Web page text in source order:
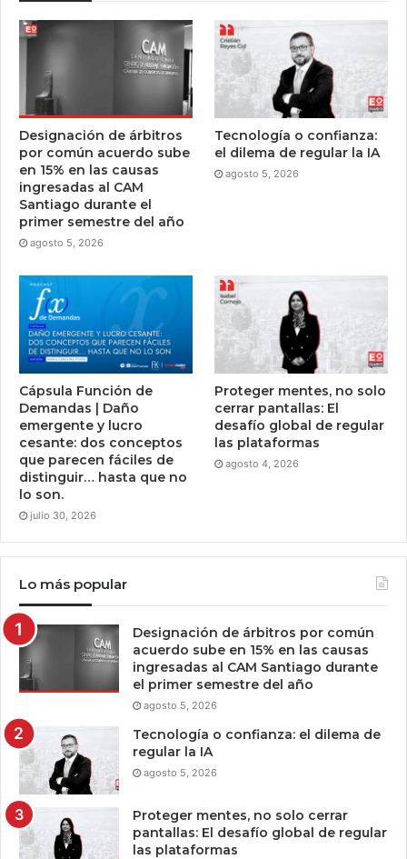
Designación de árbitros
por común acuerdo sube
en 15% en las causas
ingresadas al CAM
Santiago durante el
primer semestre del año
agosto 5, 2026
Tecnología o confianza:
el dilema de regular la IA
agosto 5, 2026
Cápsula Función de
Demandas | Daño
emergente y lucro
cesante: dos conceptos
que parecen fáciles de
distinguir… hasta que no
lo son.
julio 30, 2026
Proteger mentes, no solo
cerrar pantallas: El
desafío global de regular
las plataformas
agosto 4, 2026
Lo más popular
Designación de árbitros por común
acuerdo sube en 15% en las causas
ingresadas al CAM Santiago durante
el primer semestre del año
agosto 5, 2026
Tecnología o confianza: el dilema de
regular la IA
agosto 5, 2026
Proteger mentes, no solo cerrar
pantallas: El desafío global de regular
las plataformas